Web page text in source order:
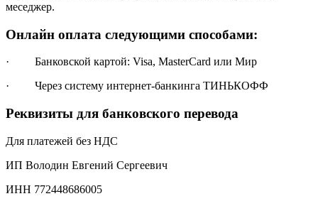
меседжер.
Онлайн оплата следующими способами:
· Банковской картой: Visa, MasterCard или Мир
· Через систему интернет-банкинга ТИНЬКОФФ
Реквизиты для банковского перевода
Для платежей без НДС
ИП Володин Евгений Сергеевич
ИНН 772448686005